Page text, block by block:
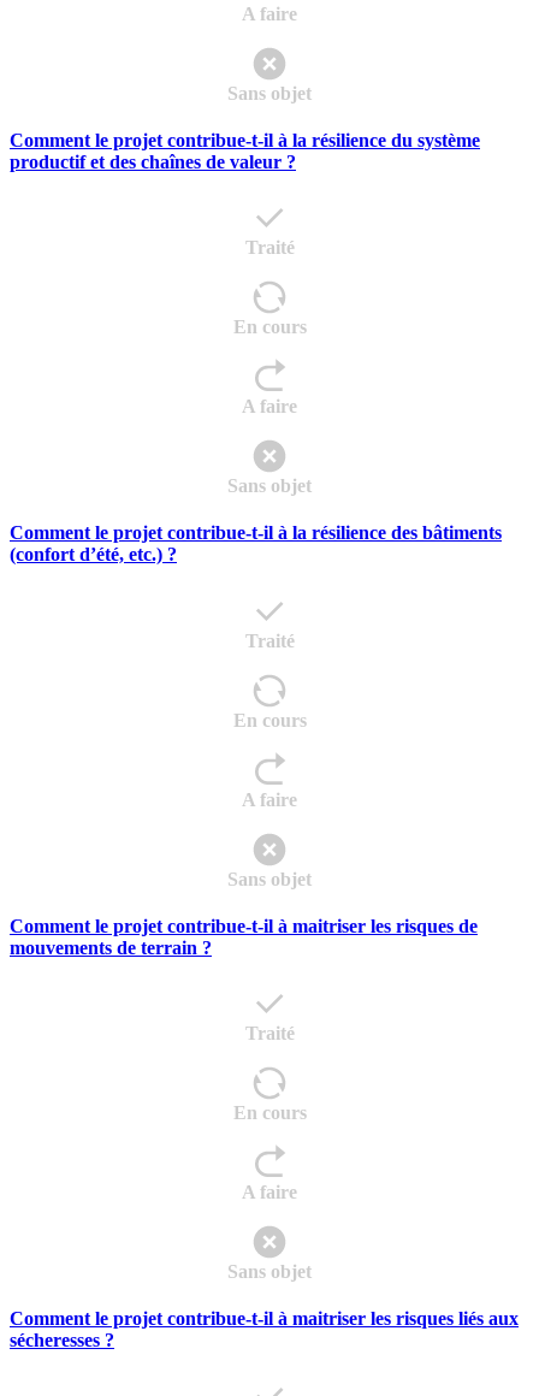
A faire
Sans objet
Comment le projet contribue-t-il à la résilience du système
productif et des chaînes de valeur ?
Traité
En cours
A faire
Sans objet
Comment le projet contribue-t-il à la résilience des bâtiments
(confort d’été, etc.) ?
Traité
En cours
A faire
Sans objet
Comment le projet contribue-t-il à maitriser les risques de
mouvements de terrain ?
Traité
En cours
A faire
Sans objet
Comment le projet contribue-t-il à maitriser les risques liés aux
sécheresses ?